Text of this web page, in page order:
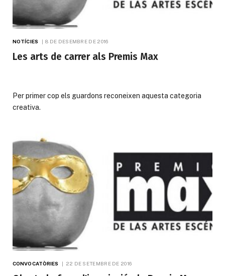
NOTÍCIES 8 DE DESEMBRE DE 2016
Les arts de carrer als Premis Max
Per primer cop els guardons reconeixen aquesta categoria
creativa.
CONVOCATÒRIES 22 DE SETEMBRE DE 2016